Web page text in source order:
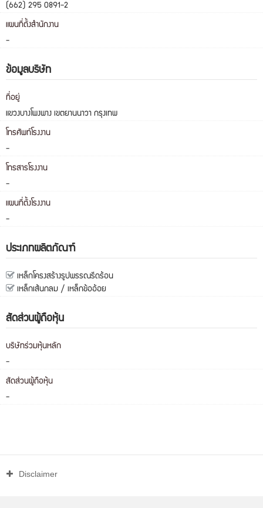
(662) 295 0891-2
แผนที่ตั้งสำนักงาน
-
ข้อมูลบริษัท
ที่อยู่
แขวงบางโพงพาง เขตยานนาวา กรุงเทพ
โทรศัพท์โรงงาน
-
โทรสารโรงงาน
-
แผนที่ตั้งโรงงาน
-
ประเภทผลิตภัณฑ์
เหล็กโครงสร้างรูปพรรณรีดร้อน
เหล็กเส้นกลม / เหล็กข้ออ้อย
สัดส่วนผู้ถือหุ้น
บริษัทร่วมหุ้นหลัก
-
สัดส่วนผู้ถือหุ้น
-
Disclaimer